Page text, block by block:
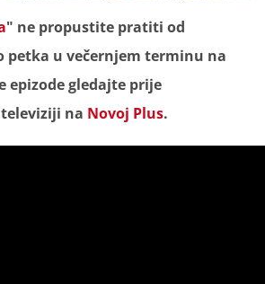
" ne propustite pratiti od
petka u večernjem terminu na
epizode gledajte prije
na Novoj Plus.